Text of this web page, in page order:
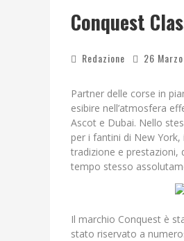
Conquest
Redazione 26
Partner delle corse in
esibire nell’atmosfera
Ascot e Dubai. Nello
per i fantini di New
tradizione e prestazioni,
tempo stesso
Il marchio Conquest è
stato riservato a